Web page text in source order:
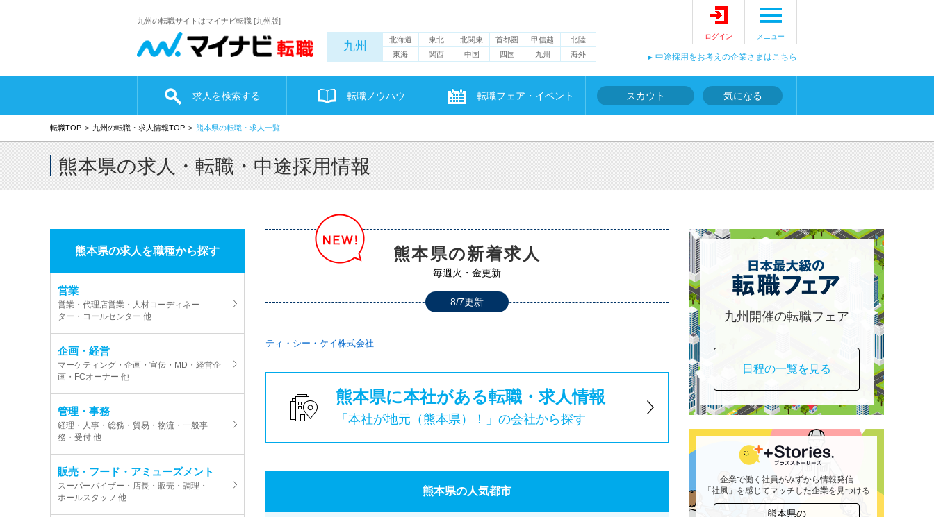
九州の転職サイトはマイナビ転職 [九州版]
九州 北海道 東北 北関東 首都圏 甲信越
北陸
東海
関西 中国 四国 九州 海外
ログイン メニュー
中途採用をお考えの企業さまはこちら
求人を検索する 転職ノウハウ 転職フェア・イベント スカウト 気になる
転職TOP 九州の転職・求人情報TOP 熊本県の転職・求人一覧
熊本県の求人・転職・中途採用情報
熊本県の求人を職種から探す
営業
営業・代理店営業・人材コーディネー
ター・コールセンター 他
企画・経営
マーケティング・企画・宣伝・MD・経営企
画・FCオーナー 他
管理・事務
経理・人事・総務・貿易・物流・一般事
務・受付 他
販売・フード・アミューズメント
スーパーバイザー・店長・販売・調理・
ホールスタッフ 他
熊本県の新着求人
毎週火・金更新
8/7更新
ティ・シー・ケイ株式会社……
熊本県に本社がある転職・求人情報
「本社が地元（熊本県）！」の会社から探す
熊本県の人気都市
九州開催の転職フェア
日程の一覧を見る
企業で働く社員がみずから情報発信
「社風」を感じてマッチした企業を見つける
熊本県の